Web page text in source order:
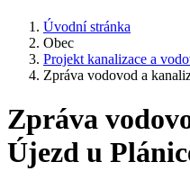
Úvodní stránka
Obec
Projekt kanalizace a
Zpráva vodovod a
Zpráva
Újezd u